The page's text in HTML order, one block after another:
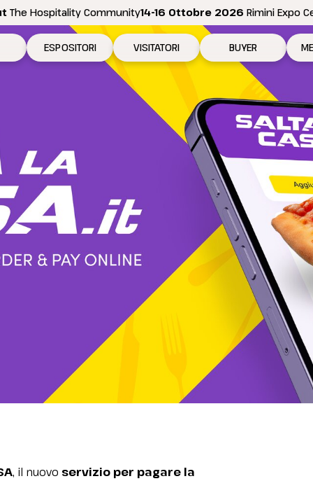
The Hospitality Community14-16 Ottobre 2026 Rimini Expo
ESPOSITORI
Info per esporre
Promuovi la tua azienda
Area riservata espositori
Rimini Hotels and Information
VISITATORI
Perché visitare
Richiedi il tuo biglietto
Info per visitare
Elenco espositori 2026
Rimini Hotels and Information
Area riservata visitatori
BUYER
Come diventare
Area riservata Buyer
, il nuovo servizio per pagare la